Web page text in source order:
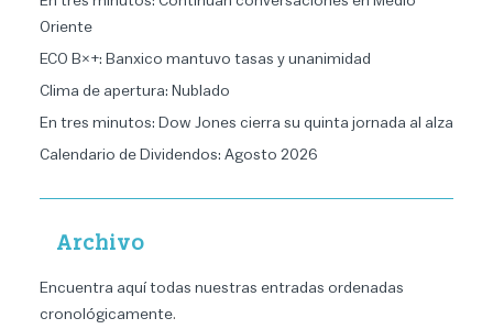
Oriente
ECO B×+: Banxico mantuvo tasas y unanimidad
Clima de apertura: Nublado
En tres minutos: Dow Jones cierra su quinta jornada al alza
Calendario de Dividendos: Agosto 2026
Archivo
Encuentra aquí todas nuestras entradas ordenadas
cronológicamente.